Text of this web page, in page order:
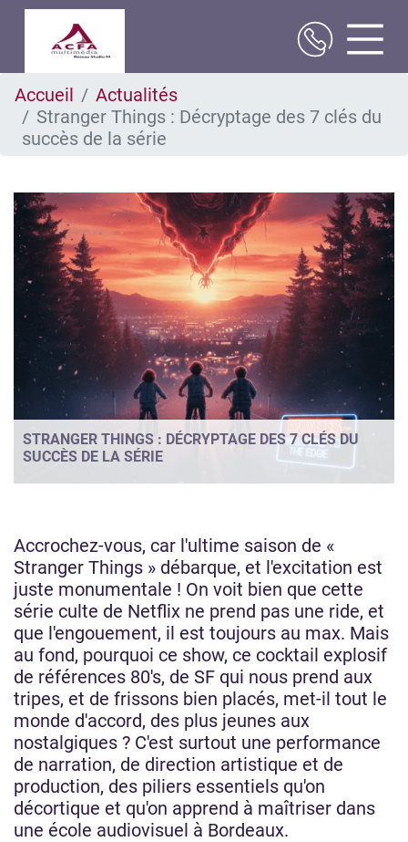
au
contenu
principal
Accueil
Actualités
Stranger Things : Décryptage des 7 clés du
succès de la série
STRANGER THINGS : DÉCRYPTAGE DES 7 CLÉS DU
SUCCÈS DE LA SÉRIE
Accrochez-vous, car l'ultime saison de «
Stranger Things » débarque, et l'excitation est
juste monumentale ! On voit bien que cette
série culte de Netflix ne prend pas une ride, et
que l'engouement, il est toujours au max. Mais
au fond, pourquoi ce show, ce cocktail explosif
de références 80's, de SF qui nous prend aux
tripes, et de frissons bien placés, met-il tout le
monde d'accord, des plus jeunes aux
nostalgiques ? C'est surtout une performance
de narration, de direction artistique et de
production, des piliers essentiels qu'on
décortique et qu'on apprend à maîtriser dans
une école audiovisuel à Bordeaux.